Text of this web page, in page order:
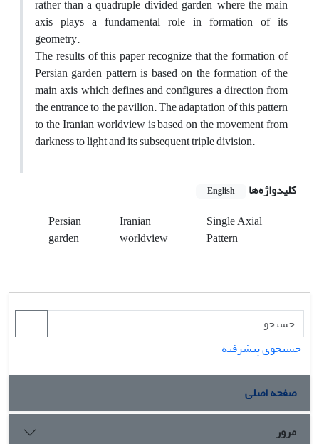
rather than a quadruple divided garden, where the main
axis plays a fundamental role in formation of its
geometry.
The results of this paper recognize that the formation of
Persian garden pattern is based on the formation of the
main axis which defines and configures a direction from
the entrance to the pavilion. The adaptation of this pattern
to the Iranian worldview is based on the movement from
darkness to light and its subsequent triple division.
کلیدواژه‌ها English
Persian
garden
Iranian
worldview
Single Axial
Pattern
جستجوی پیشرفته
صفحه اصلی
مرور